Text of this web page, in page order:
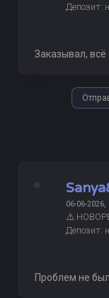
Депозит:
Заказывал, всё
06-06-2026,
⚠️
Депозит:
Проблем не